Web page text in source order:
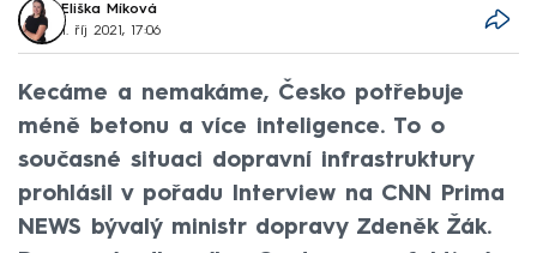
Eliška Míková
1. říj 2021, 17:06
Kecáme a nemakáme, Česko potřebuje
méně betonu a více inteligence. To o
současné situaci dopravní infrastruktury
prohlásil v pořadu Interview na CNN Prima
NEWS bývalý ministr dopravy Zdeněk Žák.